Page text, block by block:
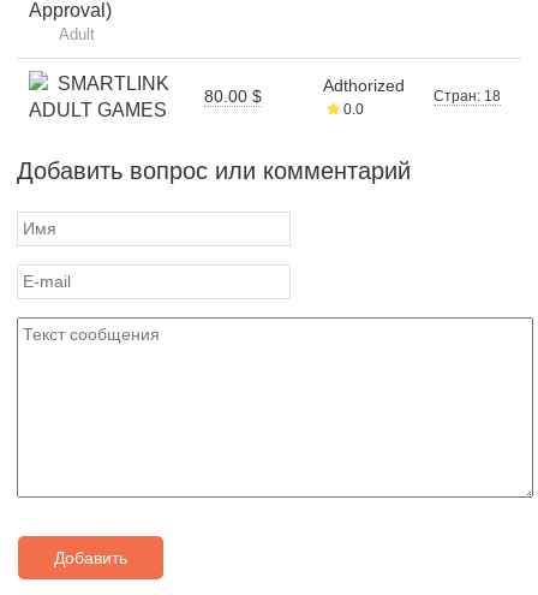
Approval)
Adult
SMARTLINK
ADULT GAMES
80.00 $
Adthorized
0.0
Стран: 18
Добавить вопрос или комментарий
Добавить